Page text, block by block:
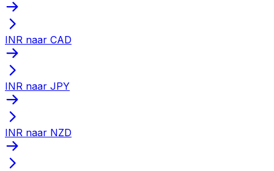
INR naar CAD
INR naar JPY
INR naar NZD